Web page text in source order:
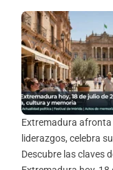
Extremadura
liderazgos, celebra
Descubre las claves